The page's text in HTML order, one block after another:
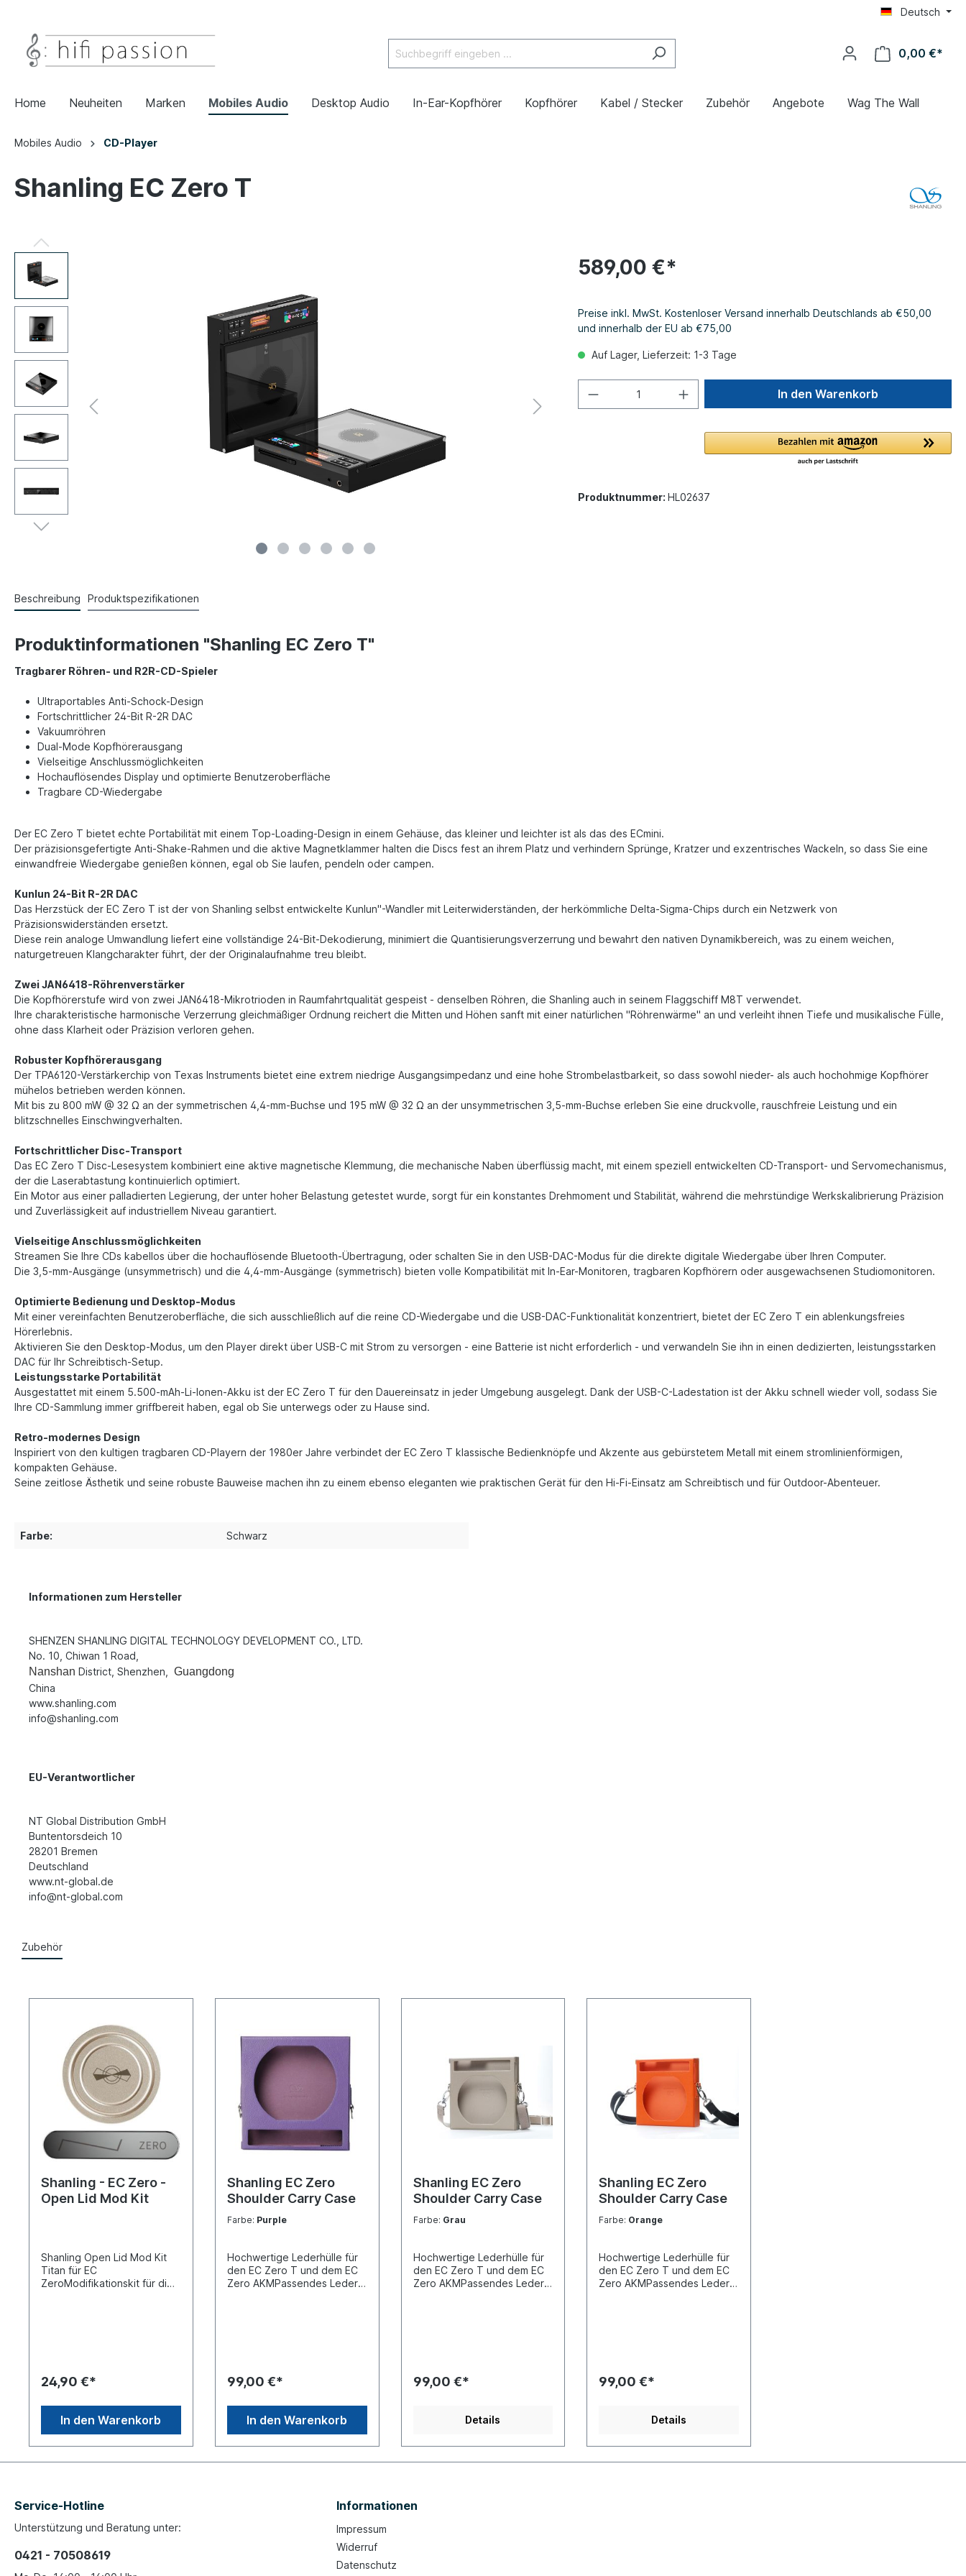
Deutsch
0,00 €*
Home Neuheiten Marken Mobiles Audio Desktop Audio In-Ear-Kopfhörer Kopfhörer Kabel / Stecker Zubehör Angebote Wag The Wall
Mobiles Audio CD-Player
Shanling EC Zero T
589,00 €*
Preise inkl. MwSt. Kostenloser Versand innerhalb Deutschlands ab €50,00
und innerhalb der EU ab €75,00
Auf Lager, Lieferzeit: 1-3 Tage
In den Warenkorb
Produktnummer: HL02637
Beschreibung Produktspezifikationen
Produktinformationen "Shanling EC Zero T"
Tragbarer Röhren- und R2R-CD-Spieler
Ultraportables Anti-Schock-Design
Fortschrittlicher 24-Bit R-2R DAC
Vakuumröhren
Dual-Mode Kopfhörerausgang
Vielseitige Anschlussmöglichkeiten
Hochauflösendes Display und optimierte Benutzeroberfläche
Tragbare CD-Wiedergabe
Der EC Zero T bietet echte Portabilität mit einem Top-Loading-Design in einem Gehäuse, das kleiner und leichter ist als das des ECmini.
Der präzisionsgefertigte Anti-Shake-Rahmen und die aktive Magnetklammer halten die Discs fest an ihrem Platz und verhindern Sprünge, Kratzer und exzentrisches Wackeln, so dass Sie eine
einwandfreie Wiedergabe genießen können, egal ob Sie laufen, pendeln oder campen.
Kunlun 24-Bit R-2R DAC
Das Herzstück der EC Zero T ist der von Shanling selbst entwickelte Kunlun"-Wandler mit Leiterwiderständen, der herkömmliche Delta-Sigma-Chips durch ein Netzwerk von
Präzisionswiderständen ersetzt.
Diese rein analoge Umwandlung liefert eine vollständige 24-Bit-Dekodierung, minimiert die Quantisierungsverzerrung und bewahrt den nativen Dynamikbereich, was zu einem weichen,
naturgetreuen Klangcharakter führt, der der Originalaufnahme treu bleibt.
Zwei JAN6418-Röhrenverstärker
Die Kopfhörerstufe wird von zwei JAN6418-Mikrotrioden in Raumfahrtqualität gespeist - denselben Röhren, die Shanling auch in seinem Flaggschiff M8T verwendet.
Ihre charakteristische harmonische Verzerrung gleichmäßiger Ordnung reichert die Mitten und Höhen sanft mit einer natürlichen "Röhrenwärme" an und verleiht ihnen Tiefe und musikalische Fülle,
ohne dass Klarheit oder Präzision verloren gehen.
Robuster Kopfhörerausgang
Der TPA6120-Verstärkerchip von Texas Instruments bietet eine extrem niedrige Ausgangsimpedanz und eine hohe Strombelastbarkeit, so dass sowohl nieder- als auch hochohmige Kopfhörer
mühelos betrieben werden können.
Mit bis zu 800 mW @ 32 Ω an der symmetrischen 4,4-mm-Buchse und 195 mW @ 32 Ω an der unsymmetrischen 3,5-mm-Buchse erleben Sie eine druckvolle, rauschfreie Leistung und ein
blitzschnelles Einschwingverhalten.
Fortschrittlicher Disc-Transport
Das EC Zero T Disc-Lesesystem kombiniert eine aktive magnetische Klemmung, die mechanische Naben überflüssig macht, mit einem speziell entwickelten CD-Transport- und Servomechanismus,
der die Laserabtastung kontinuierlich optimiert.
Ein Motor aus einer palladierten Legierung, der unter hoher Belastung getestet wurde, sorgt für ein konstantes Drehmoment und Stabilität, während die mehrstündige Werkskalibrierung Präzision
und Zuverlässigkeit auf industriellem Niveau garantiert.
Vielseitige Anschlussmöglichkeiten
Streamen Sie Ihre CDs kabellos über die hochauflösende Bluetooth-Übertragung, oder schalten Sie in den USB-DAC-Modus für die direkte digitale Wiedergabe über Ihren Computer.
Die 3,5-mm-Ausgänge (unsymmetrisch) und die 4,4-mm-Ausgänge (symmetrisch) bieten volle Kompatibilität mit In-Ear-Monitoren, tragbaren Kopfhörern oder ausgewachsenen Studiomonitoren.
Optimierte Bedienung und Desktop-Modus
Mit einer vereinfachten Benutzeroberfläche, die sich ausschließlich auf die reine CD-Wiedergabe und die USB-DAC-Funktionalität konzentriert, bietet der EC Zero T ein ablenkungsfreies
Hörerlebnis.
Aktivieren Sie den Desktop-Modus, um den Player direkt über USB-C mit Strom zu versorgen - eine Batterie ist nicht erforderlich - und verwandeln Sie ihn in einen dedizierten, leistungsstarken
DAC für Ihr Schreibtisch-Setup.
Leistungsstarke Portabilität
Ausgestattet mit einem 5.500-mAh-Li-Ionen-Akku ist der EC Zero T für den Dauereinsatz in jeder Umgebung ausgelegt. Dank der USB-C-Ladestation ist der Akku schnell wieder voll, sodass Sie
Ihre CD-Sammlung immer griffbereit haben, egal ob Sie unterwegs oder zu Hause sind.
Retro-modernes Design
Inspiriert von den kultigen tragbaren CD-Playern der 1980er Jahre verbindet der EC Zero T klassische Bedienknöpfe und Akzente aus gebürstetem Metall mit einem stromlinienförmigen,
kompakten Gehäuse.
Seine zeitlose Ästhetik und seine robuste Bauweise machen ihn zu einem ebenso eleganten wie praktischen Gerät für den Hi-Fi-Einsatz am Schreibtisch und für Outdoor-Abenteuer.
Farbe: Schwarz
Informationen zum Hersteller
SHENZEN SHANLING DIGITAL TECHNOLOGY DEVELOPMENT CO., LTD.
No. 10, Chiwan 1 Road,
Nanshan District, Shenzhen, Guangdong
China
www.shanling.com
info@shanling.com
EU-Verantwortlicher
NT Global Distribution GmbH
Buntentorsdeich 10
28201 Bremen
Deutschland
www.nt-global.de
info@nt-global.com
Zubehör
Shanling - EC Zero -
Open Lid Mod Kit
Shanling Open Lid Mod Kit
Titan für EC
ZeroModifikationskit für die
CD sicher in ihrer Position
kompatibel mit den CD-
Playern Shanling EC Zero T
AKM.LieferumfangShanling
24,90 €*
In den Warenkorb
Shanling EC Zero
Shoulder Carry Case
Farbe: Purple
Hochwertige Lederhülle für
den EC Zero T und dem EC
Zero AKMPassendes Leder
99,00 €*
In den Warenkorb
Shanling EC Zero
Shoulder Carry Case
Farbe: Grau
Hochwertige Lederhülle für
den EC Zero T und dem EC
Zero AKMPassendes Leder
99,00 €*
Details
Shanling EC Zero
Shoulder Carry Case
Farbe: Orange
Hochwertige Lederhülle für
den EC Zero T und dem EC
Zero AKMPassendes Leder
99,00 €*
Details
Service-Hotline
Unterstützung und Beratung unter:
0421 - 70508619
Informationen
Impressum
Widerruf
Datenschutz